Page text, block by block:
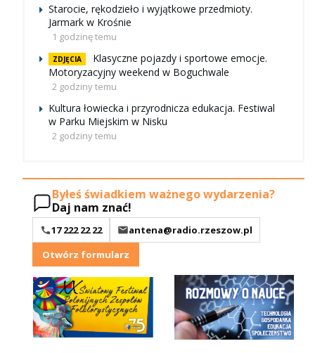
Starocie, rękodzieło i wyjątkowe przedmioty.
Jarmark w Krośnie
1 godzinę temu
ZDJĘCIA
Klasyczne pojazdy i sportowe emocje.
Motoryzacyjny weekend w Boguchwale
2 godziny temu
Kultura łowiecka i przyrodnicza edukacja. Festiwal
w Parku Miejskim w Nisku
2 godziny temu
Byłeś świadkiem ważnego wydarzenia?
Daj nam znać!
17 222 22 22
antena@radio.rzeszow.pl
Otwórz formularz